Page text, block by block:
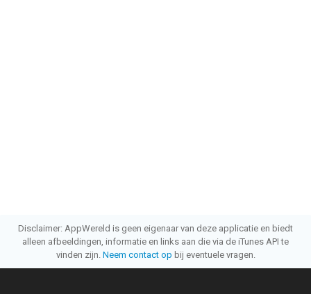
Disclaimer: AppWereld is geen eigenaar van deze applicatie en biedt
alleen afbeeldingen, informatie en links aan die via de iTunes API te
vinden zijn. Neem contact op bij eventuele vragen.